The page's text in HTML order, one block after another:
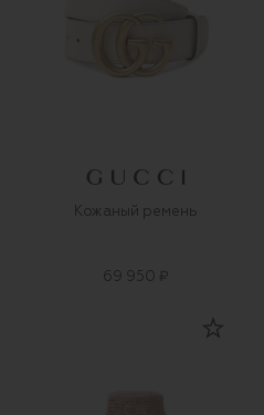
Кожаный ремень
69 950 ₽